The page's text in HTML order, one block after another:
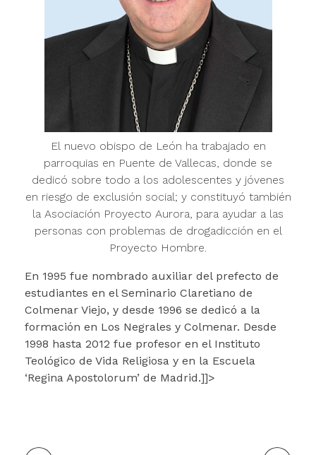
El nuevo obispo de León ha trabajado en
parroquias en Puente de Vallecas, donde se
dedicó sobre todo a los adolescentes y jóvenes
en riesgo de exclusión social; y constituyó también
la Asociación Proyecto Aurora, para ayudar a las
personas con problemas de drogadicción en el
Proyecto Hombre.
En 1995 fue nombrado auxiliar del prefecto de
estudiantes en el Seminario Claretiano de
Colmenar Viejo, y desde 1996 se dedicó a la
formación en Los Negrales y Colmenar. Desde
1998 hasta 2012 fue profesor en el Instituto
Teológico de Vida Religiosa y en la Escuela
‘Regina Apostolorum’ de Madrid.]]>